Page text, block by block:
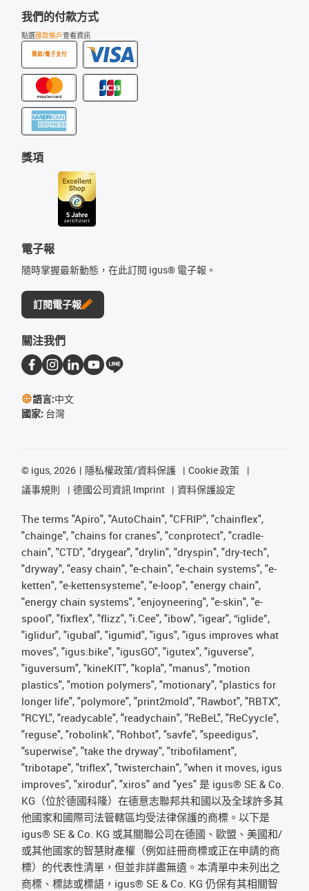
我們的付款方式
點選匯款帳戶查看資訊
匯款/電子支付
獎項
電子報
隨時掌握最新動態，在此訂閱 igus® 電子報。
訂閱電子報
關注我們
語言:中文
國家: 台灣
© igus, 2026 隱私權政策/資料保護
Cookie 政策
議事規則
德國公司資訊 Imprint 資料保護設定
The terms "Apiro", "AutoChain", "CFRIP", "chainflex",
"chainge", "chains for cranes", "conprotect", "cradle-
chain", "CTD", "drygear", "drylin", "dryspin", "dry-tech",
"dryway", "easy chain", "e-chain", "e-chain systems", "e-
ketten", "e-kettensysteme", "e-loop", "energy chain",
"energy chain systems", "enjoyneering", "e-skin", "e-
spool", "fixflex", "flizz", "i.Cee", "ibow", "igear", “iglide”,
"iglidur", "igubal", "igumid", "igus", "igus improves what
moves", "igus:bike", "igusGO", "igutex", "iguverse",
"iguversum", "kineKIT", "kopla", "manus", "motion
plastics", "motion polymers", "motionary", "plastics for
longer life", "polymore", "print2mold", "Rawbot", "RBTX",
"RCYL", "readycable", "readychain", "ReBeL", "ReCyycle",
"reguse", "robolink", "Rohbot", "savfe", "speedigus",
"superwise", "take the dryway", "tribofilament",
"tribotape", "triflex", "twisterchain", "when it moves, igus
improves", "xirodur", "xiros" and "yes" 是 igus® SE & Co.
KG（位於德國科隆）在德意志聯邦共和國以及全球許多其
他國家和國際司法管轄區均受法律保護的商標。以下是
igus® SE & Co. KG 或其關聯公司在德國、歐盟、美國和/
或其他國家的智慧財產權（例如註冊商標或正在申請的商
標）的代表性清單，但並非詳盡無遺。本清單中未列出之
商標、標誌或標語，igus® SE & Co. KG 仍保有其相關智